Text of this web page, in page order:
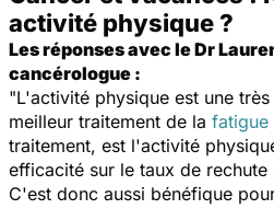
activité physique ?
Les réponses avec le Dr
cancérologue :
"L'activité physique est une
meilleur traitement de la fatigue
traitement, est l'activité
efficacité sur le taux de
C'est donc aussi bénéfique